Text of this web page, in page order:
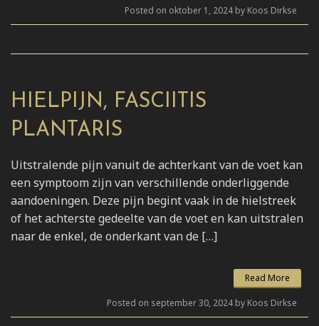
Posted on oktober 1, 2024 by Koos Dirkse
HIELPIJN, FASCIITIS
PLANTARIS
Uitstralende pijn vanuit de achterkant van de voet kan
een symptoom zijn van verschillende onderliggende
aandoeningen. Deze pijn begint vaak in de hielstreek
of het achterste gedeelte van de voet en kan uitstralen
naar de enkel, de onderkant van de […]
Read More
Posted on september 30, 2024 by Koos Dirkse